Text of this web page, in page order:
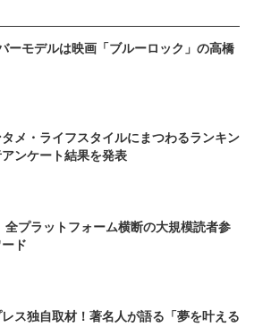
ーモデルは映画「ブルーロック」の高橋
メ・ライフスタイルにまつわるランキン
ンケート結果を発表
全プラットフォーム横断の大規模読者参
ド
ス独自取材！著名人が語る「夢を叶える